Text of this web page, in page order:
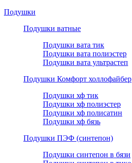
Подушки
Подушки ватные
Подушки вата тик
Подушки вата полиэстер
Подушки вата ультрастеп
Подушки Комфорт холлофайбер
Подушки хф тик
Подушки хф полиэстер
Подушки хф полисатин
Подушки хф бязь
Подушки ПЭФ (синтепон)
Подушки синтепон в бязи